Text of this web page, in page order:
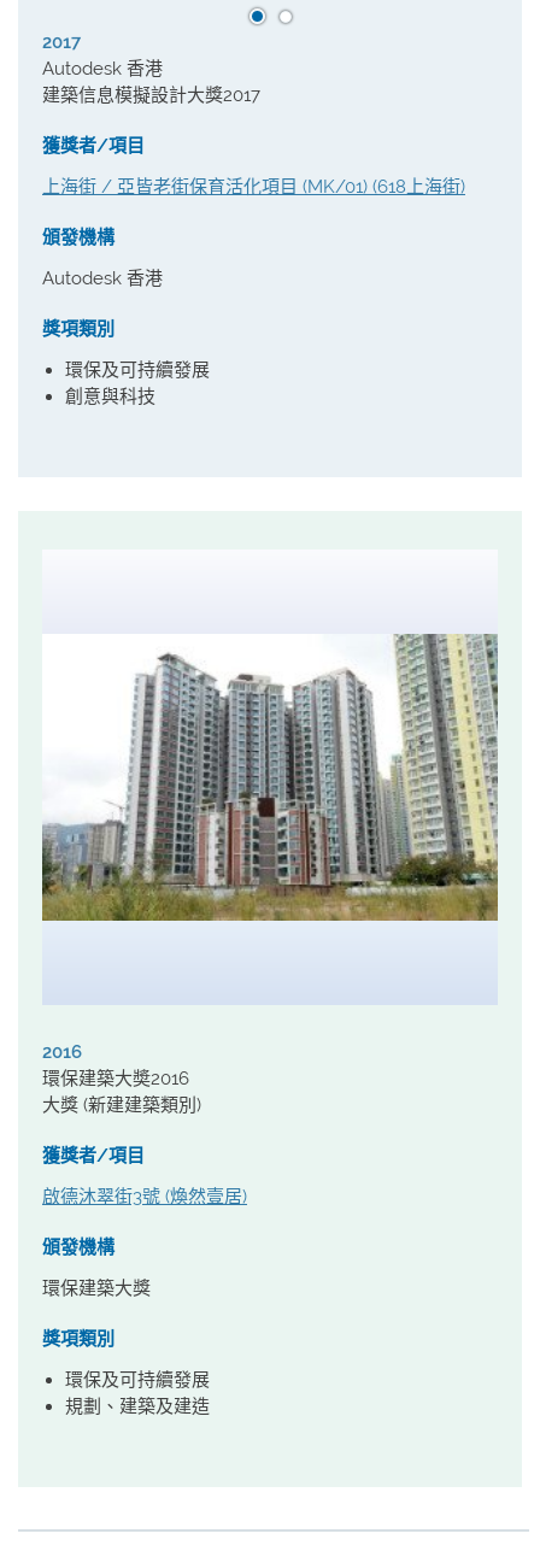
2017
Autodesk 香港
建築信息模擬設計大獎2017
獲獎者/項目
上海街 / 亞皆老街保育活化項目 (MK/01) (618上海街)
頒發機構
Autodesk 香港
獎項類別
環保及可持續發展
創意與科技
2016
環保建築大奬2016
大獎 (新建建築類別)
獲獎者/項目
啟德沐翠街3號 (煥然壹居)
頒發機構
環保建築大獎
獎項類別
環保及可持續發展
規劃、建築及建造